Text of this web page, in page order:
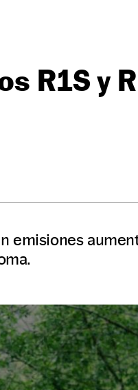
R1S y
emisiones